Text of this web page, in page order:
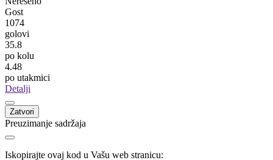
Dejan Dafinović
Tabanci
Tabanci
26
Tihomir Stojanović
Branjevo
Branjevo
Statistika